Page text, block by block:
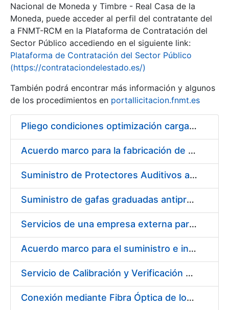
Nacional de Moneda y Timbre - Real Casa de la
Moneda, puede acceder al perfil del contratante del
a FNMT-RCM en la Plataforma de Contratación del
Sector Público accediendo en el siguiente link:
Plataforma de Contratación del Sector Público
(https://contrataciondelestado.es/)
También podrá encontrar más información y algunos
de los procedimientos en portallicitacion.fnmt.es
Pliego condiciones optimización cargas compras firmado
Acuerdo marco para la fabricación de piezas
Suministro de Protectores Auditivos a medida para las personas trabajadoras de los Centros de Trabajo de Madrid y Burgos
Suministro de gafas graduadas antiproyecciones para los trabajadores de la FNMT-RCM en los centros de trabajo de Madrid y Burgos
Servicios de una empresa externa para el asesoramiento y resolución de los recursos de alzada que se presentan relacionados con procesos de selección para la FNMT-RCM
Acuerdo marco para el suministro e instalación de persianas, estores y otros complementos
Servicio de Calibración y Verificación Externa de los Equipos de Medición del Servicio de Prevención de la FNMT-RCM
Conexión mediante Fibra Óptica de los Centros de Proceso de Datos (CPDs) de las sedes de la FNMT-RCM de Burgos y Madrid